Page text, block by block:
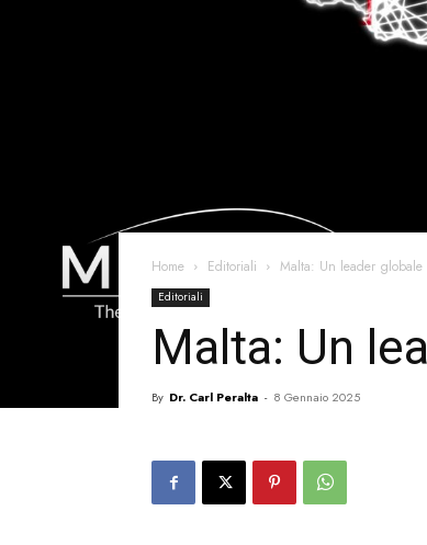
Home Editoriali Malta: Un leader
Editoriali
Malta: Un
By Dr. Carl Peralta - 8 Gennaio 2025